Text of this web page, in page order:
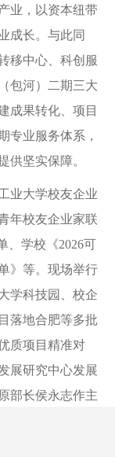
业，以资本纽带
成长。与此同
移中心、科创服
包河）二期三大
成果转化、项目
专业服务体系，
供坚实保障。
业大学校友企业
年校友企业家联
、学校《2026可
》等。现场举行
学科技园、校企
落地合肥等多批
质项目精准对
展研究中心发展
部长侯永志作主